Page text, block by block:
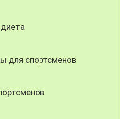
для спортсменов